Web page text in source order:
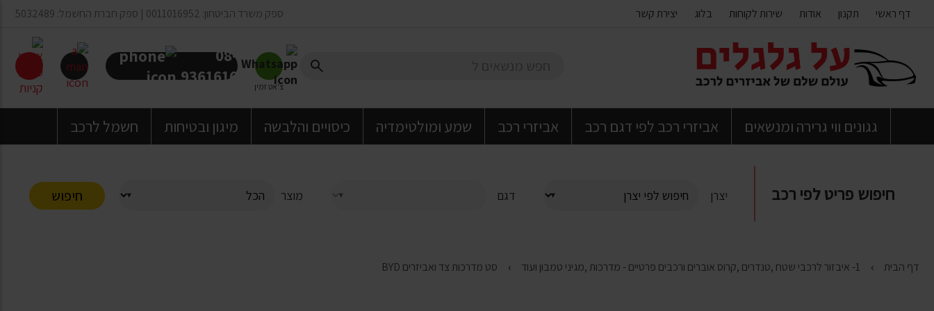
דף ראשי תקנון אודות שירות לקוחות בלוג יצירת קשר ספק משרד הביטחון: 0011016952 | ספק חברת החשמל: 5032489
צ'אט זמין
08-
9361616
גגונים ווי גרירה ומנשאים אביזרי רכב לפי דגם רכב אביזרי רכב שמע ומולטימדיה כיסויים והלבשה מיגון ובטיחות חשמל לרכב
חיפוש פריט לפי רכב יצרן דגם מוצר חיפוש
דף הבית 1- איבזור לרכבי שטח ,טנדרים ,קרוס אוברים ורכבים פרטיים - מדרכות ,מגיני טמבון ועוד סט מדרכות צד ואביזרים BYD